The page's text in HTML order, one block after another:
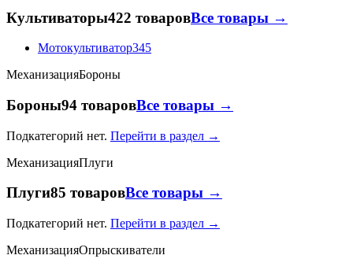
Культиваторы422 товаровВсе товары →
Мотокультиватор345
МеханизацияБороны
Бороны94 товаровВсе товары →
Подкатегорий нет. Перейти в раздел →
МеханизацияПлуги
Плуги85 товаровВсе товары →
Подкатегорий нет. Перейти в раздел →
МеханизацияОпрыскиватели